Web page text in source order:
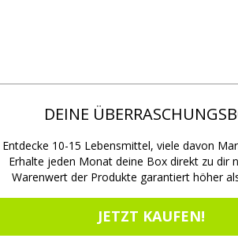
DEINE
Entdecke 10-15 Lebensmittel, viele davon
Erhalte jeden Monat deine Box direkt zu dir
Warenwert der Produkte garantiert höher
JETZT KAUFEN!